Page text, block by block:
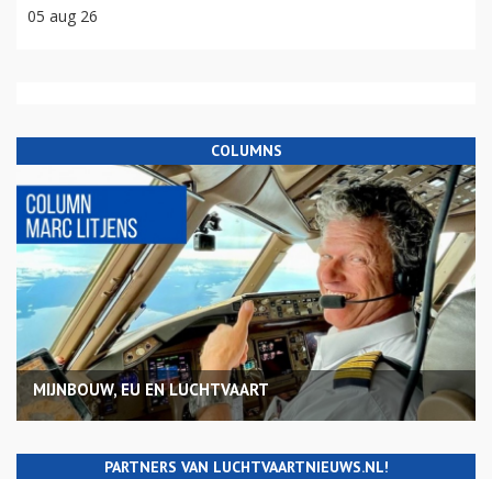
05 aug 26
COLUMNS
MIJNBOUW, EU EN LUCHTVAART
PARTNERS VAN LUCHTVAARTNIEUWS.NL!